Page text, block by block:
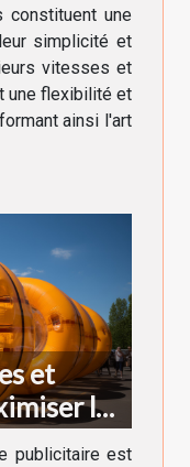
constituent une
simplicité et
vitesses et
une flexibilité et
ainsi l'art
et
la
publicitaire est